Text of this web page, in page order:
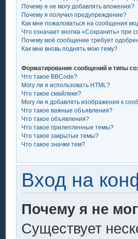
Почему я не могу добавлять вложения?
Почему я получил предупреждение?
Как мне пожаловаться на сообщения
Что означает кнопка «Сохранить» при
Почему моё сообщение требует
Как мне вновь поднять мою тему?
Форматирование сообщений и типы
Что такое BBCode?
Могу ли я использовать HTML?
Что такое смайлики?
Могу ли я добавлять изображения к
Что такое важные объявления?
Что такое объявления?
Что такое прилепленные темы?
Что такое закрытые темы?
Что такое значки тем?
Вход на
Почему я не
Существует